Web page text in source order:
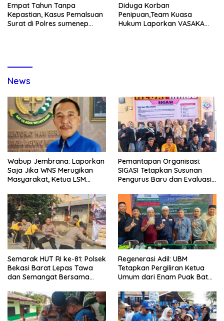
Empat Tahun Tanpa
Kepastian, Kasus Pemalsuan
Surat di Polres sumenep
Diduga Korban
Penipuan,Team Kuasa
Hukum Laporkan VASAKA
News
Wabup Jembrana: Laporkan
Saja Jika WNS Merugikan
Masyarakat, Ketua LSM
Tindak Tegas Oknum
Anggota Kelompok Ahli
Pemkab
Pemantapan Organisasi:
SIGASI Tetapkan Susunan
Pengurus Baru dan Evaluasi
Semarak HUT RI ke-81: Polsek
Bekasi Barat Lepas Tawa
dan Semangat Bersama
Regenerasi Adil: UBM
Tetapkan Pergiliran Ketua
Umum dari Enam Puak Batak